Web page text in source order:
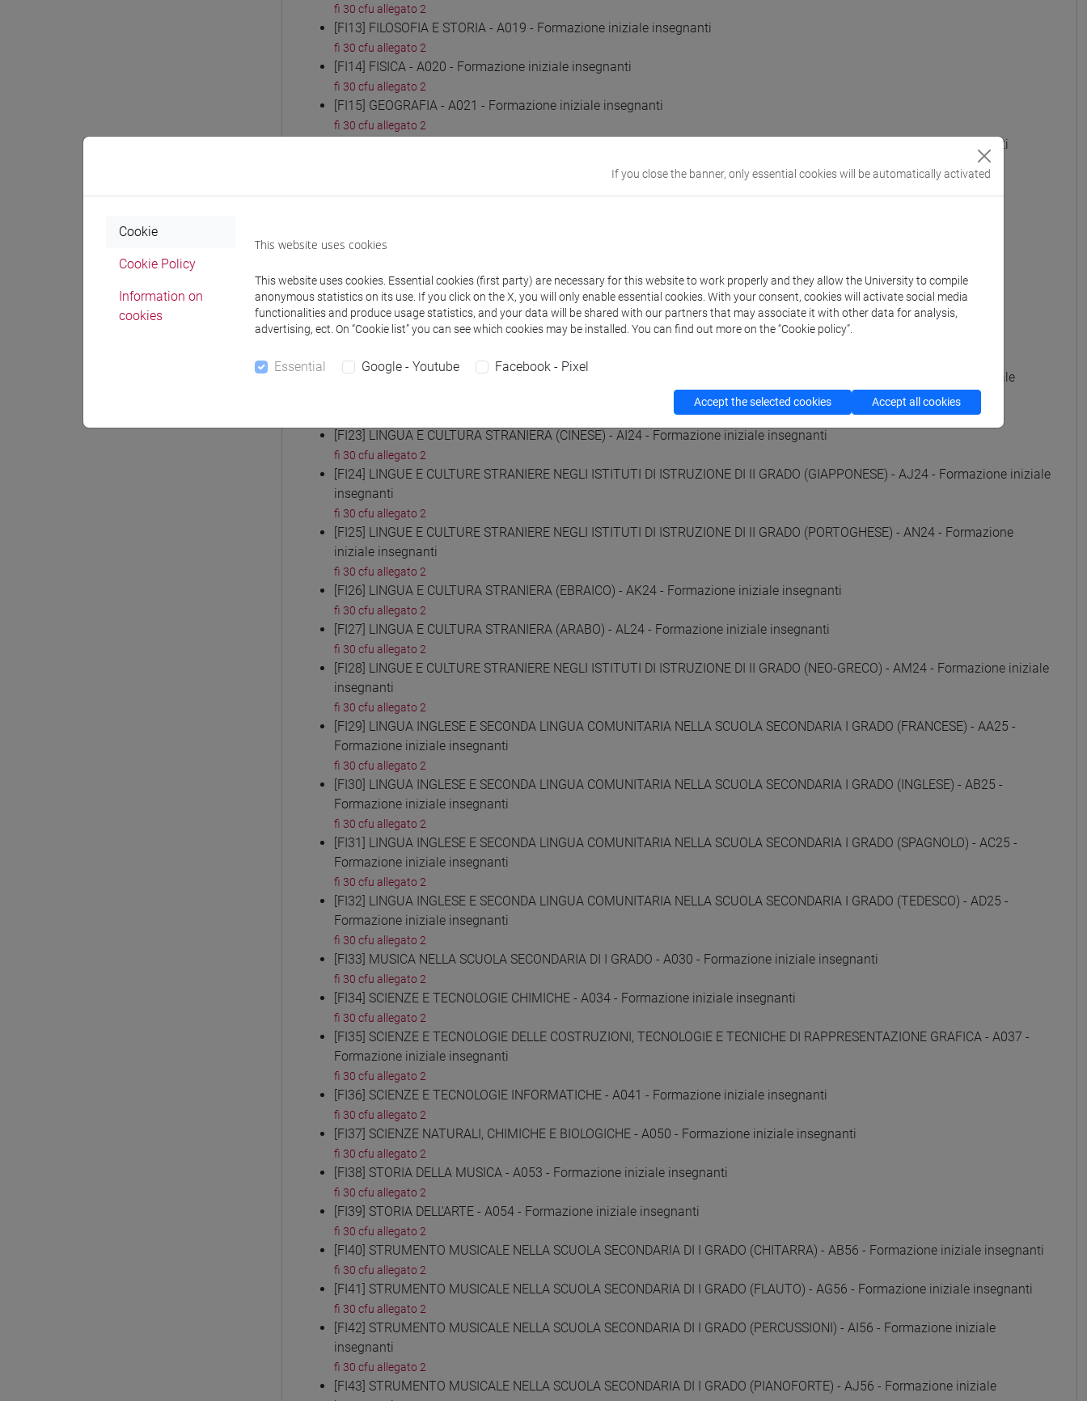
fi 30 cfu allegato 2
[FI13] FILOSOFIA E STORIA - A019 - Formazione iniziale insegnanti
fi 30 cfu allegato 2
[FI14] FISICA - A020 - Formazione iniziale insegnanti
fi 30 cfu allegato 2
[FI15] GEOGRAFIA - A021 - Formazione iniziale insegnanti
fi 30 cfu allegato 2
[FI16] ITALIANO, STORIA, GEOGRAFIA NELLA SCUOLA SECONDARIA DI I GRADO - A022 - Formazione iniziale insegnanti
[FI17] LINGUA ITALIANA PER DISCENTI DI LINGUA STRANIERA (ALLOGLOTTI) - A023 - Formazione iniziale insegnanti
fi 30 cfu allegato 2
fi 30 cfu allegato 2
[FI20] LINGUA E CULTURA STRANIERA (SPAGNOLO) - AC24 - Formazione iniziale insegnanti
fi 30 cfu allegato 2
[FI21] LINGUA E CULTURA STRANIERA (TEDESCO) - AD24 - Formazione iniziale insegnanti
fi 30 cfu allegato 2
[FI22] LINGUE E CULTURE STRANIERE NEGLI ISTITUTI DI ISTRUZIONE DI II GRADO (RUSSO) - AE24 - Formazione iniziale
[FI23] LINGUA E CULTURA STRANIERA (CINESE) - AI24 - Formazione iniziale insegnanti
fi 30 cfu allegato 2
[FI24] LINGUE E CULTURE STRANIERE NEGLI ISTITUTI DI ISTRUZIONE DI II GRADO (GIAPPONESE) - AJ24 - Formazione iniziale
insegnanti
fi 30 cfu allegato 2
[FI25] LINGUE E CULTURE STRANIERE NEGLI ISTITUTI DI ISTRUZIONE DI II GRADO (PORTOGHESE) - AN24 - Formazione
iniziale insegnanti
fi 30 cfu allegato 2
[FI26] LINGUA E CULTURA STRANIERA (EBRAICO) - AK24 - Formazione iniziale insegnanti
fi 30 cfu allegato 2
[FI27] LINGUA E CULTURA STRANIERA (ARABO) - AL24 - Formazione iniziale insegnanti
fi 30 cfu allegato 2
[FI28] LINGUE E CULTURE STRANIERE NEGLI ISTITUTI DI ISTRUZIONE DI II GRADO (NEO-GRECO) - AM24 - Formazione iniziale
insegnanti
fi 30 cfu allegato 2
[FI29] LINGUA INGLESE E SECONDA LINGUA COMUNITARIA NELLA SCUOLA SECONDARIA I GRADO (FRANCESE) - AA25 -
Formazione iniziale insegnanti
fi 30 cfu allegato 2
[FI30] LINGUA INGLESE E SECONDA LINGUA COMUNITARIA NELLA SCUOLA SECONDARIA I GRADO (INGLESE) - AB25 -
Formazione iniziale insegnanti
fi 30 cfu allegato 2
[FI31] LINGUA INGLESE E SECONDA LINGUA COMUNITARIA NELLA SCUOLA SECONDARIA I GRADO (SPAGNOLO) - AC25 -
Formazione iniziale insegnanti
fi 30 cfu allegato 2
[FI32] LINGUA INGLESE E SECONDA LINGUA COMUNITARIA NELLA SCUOLA SECONDARIA I GRADO (TEDESCO) - AD25 -
Formazione iniziale insegnanti
fi 30 cfu allegato 2
[FI33] MUSICA NELLA SCUOLA SECONDARIA DI I GRADO - A030 - Formazione iniziale insegnanti
fi 30 cfu allegato 2
[FI34] SCIENZE E TECNOLOGIE CHIMICHE - A034 - Formazione iniziale insegnanti
fi 30 cfu allegato 2
[FI35] SCIENZE E TECNOLOGIE DELLE COSTRUZIONI, TECNOLOGIE E TECNICHE DI RAPPRESENTAZIONE GRAFICA - A037 -
Formazione iniziale insegnanti
fi 30 cfu allegato 2
[FI36] SCIENZE E TECNOLOGIE INFORMATICHE - A041 - Formazione iniziale insegnanti
fi 30 cfu allegato 2
[FI37] SCIENZE NATURALI, CHIMICHE E BIOLOGICHE - A050 - Formazione iniziale insegnanti
fi 30 cfu allegato 2
[FI38] STORIA DELLA MUSICA - A053 - Formazione iniziale insegnanti
fi 30 cfu allegato 2
[FI39] STORIA DELL'ARTE - A054 - Formazione iniziale insegnanti
fi 30 cfu allegato 2
[FI40] STRUMENTO MUSICALE NELLA SCUOLA SECONDARIA DI I GRADO (CHITARRA) - AB56 - Formazione iniziale insegnanti
fi 30 cfu allegato 2
[FI41] STRUMENTO MUSICALE NELLA SCUOLA SECONDARIA DI I GRADO (FLAUTO) - AG56 - Formazione iniziale insegnanti
fi 30 cfu allegato 2
[FI42] STRUMENTO MUSICALE NELLA SCUOLA SECONDARIA DI I GRADO (PERCUSSIONI) - AI56 - Formazione iniziale
insegnanti
fi 30 cfu allegato 2
[FI43] STRUMENTO MUSICALE NELLA SCUOLA SECONDARIA DI I GRADO (PIANOFORTE) - AJ56 - Formazione iniziale
If you close the banner, only essential cookies will be automatically activated
Cookie
Cookie Policy
Information on
cookies
This website uses cookies
This website uses cookies. Essential cookies (first party) are necessary for this website to work properly and they allow the University to compile
anonymous statistics on its use. If you click on the X, you will only enable essential cookies. With your consent, cookies will activate social media
functionalities and produce usage statistics, and your data will be shared with our partners that may associate it with other data for analysis,
advertising, ect. On “Cookie list” you can see which cookies may be installed. You can find out more on the “Cookie policy”.
Essential Google - Youtube Facebook - Pixel
Accept the selected cookies Accept all cookies